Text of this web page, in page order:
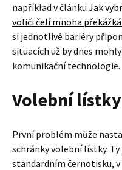
například v článku Jak
voliči čelí mnoha
si jednotlivé bariéry
situacích už by dnes
komunikační technologie.
Volební lístky
První problém může
schránky volební lístky.
standardním černotisku,